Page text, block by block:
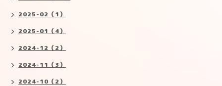
2025-02（1）
2025-01（4）
2024-12（2）
2024-11（3）
2024-10（2）